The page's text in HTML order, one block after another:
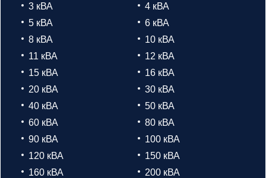
3 кВА
4 кВА
5 кВА
6 кВА
8 кВА
10 кВА
11 кВА
12 кВА
15 кВА
16 кВА
20 кВА
30 кВА
40 кВА
50 кВА
60 кВА
80 кВА
90 кВА
100 кВА
120 кВА
150 кВА
160 кВА
200 кВА